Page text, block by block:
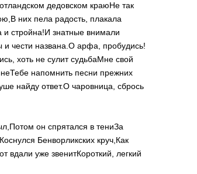
дедовском краюНе так
В них пела радость, плакала
и стройна!И знатные внимали
чести названа. О арфа, пробудись!
хоть не сулит судьбаМне свой
Тебе напомнить песни прежних
найду ответ.О чаровница, сбрось
Потом он спрятался в тениЗа
Бенворликских круч, Как
вдали уже звенитКороткий, легкий